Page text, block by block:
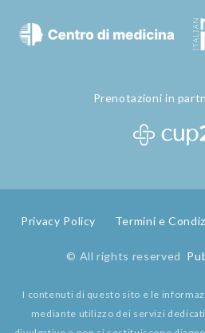
Prenotazioni in
Privacy Policy Termini e
© All rights reserved
I contenuti di questo sito e le
mediante utilizzo dei servizi